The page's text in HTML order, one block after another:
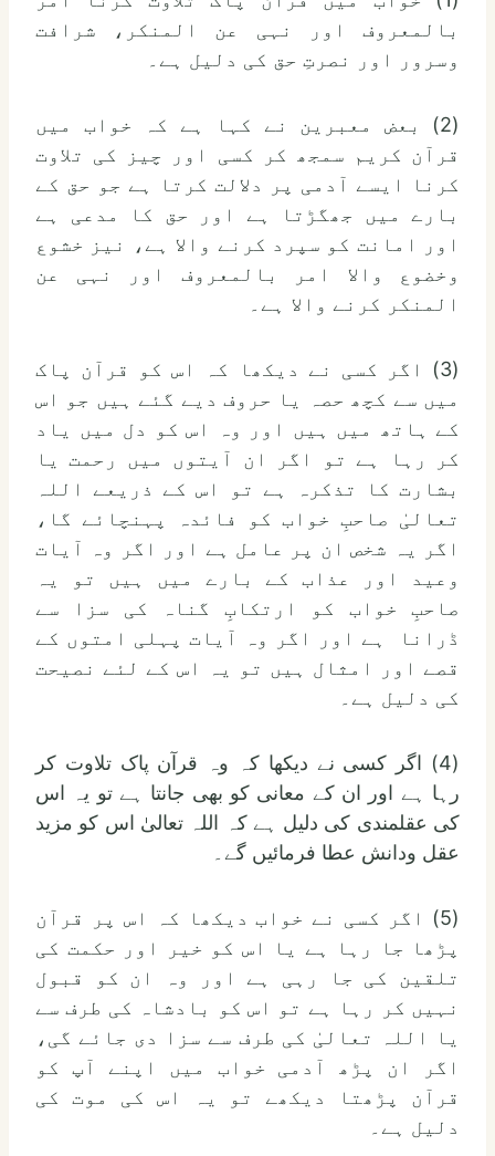
بالمعروف اور نہی عن المنکر، شرافت
وسرور اور نصرتِ حق کی دلیل ہے۔
(2) بعض معبرین نے کہا ہے کہ خواب میں
قرآن کریم سمجھ کر کسی اور چیز کی تلاوت
کرنا ایسے آدمی پر دلالت کرتا ہے جو حق کے
بارے میں جھگڑتا ہے اور حق کا مدعی ہے
اور امانت کو سپرد کرنے والا ہے، نیز خشوع
وخضوع والا امر بالمعروف اور نہی عن
المنکر کرنے والا ہے۔
(3) اگر کسی نے دیکھا کہ اس کو قرآن پاک
میں سے کچھ حصہ یا حروف دیے گئے ہیں جو اس
کے ہاتھ میں ہیں اور وہ اس کو دل میں یاد
کر رہا ہے تو اگر ان آیتوں میں رحمت یا
بشارت کا تذکرہ ہے تو اس کے ذریعے اللہ
تعالیٰ صاحبِ خواب کو فائدہ پہنچائے گا،
اگر یہ شخص ان پر عامل ہے اور اگر وہ آیات
وعید اور عذاب کے بارے میں ہیں تو یہ
صاحبِ خواب کو ارتکابِ گناہ کی سزا سے
ڈرانا ہے اور اگر وہ آیات پہلی امتوں کے
قصے اور امثال ہیں تو یہ اس کے لئے نصیحت
کی دلیل ہے۔
(4) اگر کسی نے دیکھا کہ وہ قرآن پاک تلاوت کر
رہا ہے اور ان کے معانی کو بھی جانتا ہے تو یہ اس
کی عقلمندی کی دلیل ہے کہ اللہ تعالیٰ اس کو مزید
عقل ودانش عطا فرمائیں گے۔
(5) اگر کسی نے خواب دیکھا کہ اس پر قرآن
پڑھا جا رہا ہے یا اس کو خیر اور حکمت کی
تلقین کی جا رہی ہے اور وہ ان کو قبول
نہیں کر رہا ہے تو اس کو بادشاہ کی طرف سے
یا اللہ تعالیٰ کی طرف سے سزا دی جائے گی،
اگر ان پڑھ آدمی خواب میں اپنے آپ کو
قرآن پڑھتا دیکھے تو یہ اس کی موت کی
دلیل ہے۔